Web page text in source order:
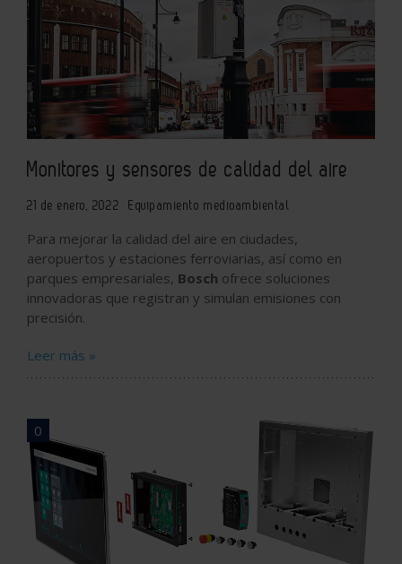
Monitores y sensores de calidad del aire
21 de enero, 2022 Equipamiento medioambiental
Para mejorar la calidad del aire en ciudades,
aeropuertos y estaciones ferroviarias, así como en
parques empresariales, Bosch ofrece soluciones
innovadoras que registran y simulan emisiones con
precisión.
Leer más »
0